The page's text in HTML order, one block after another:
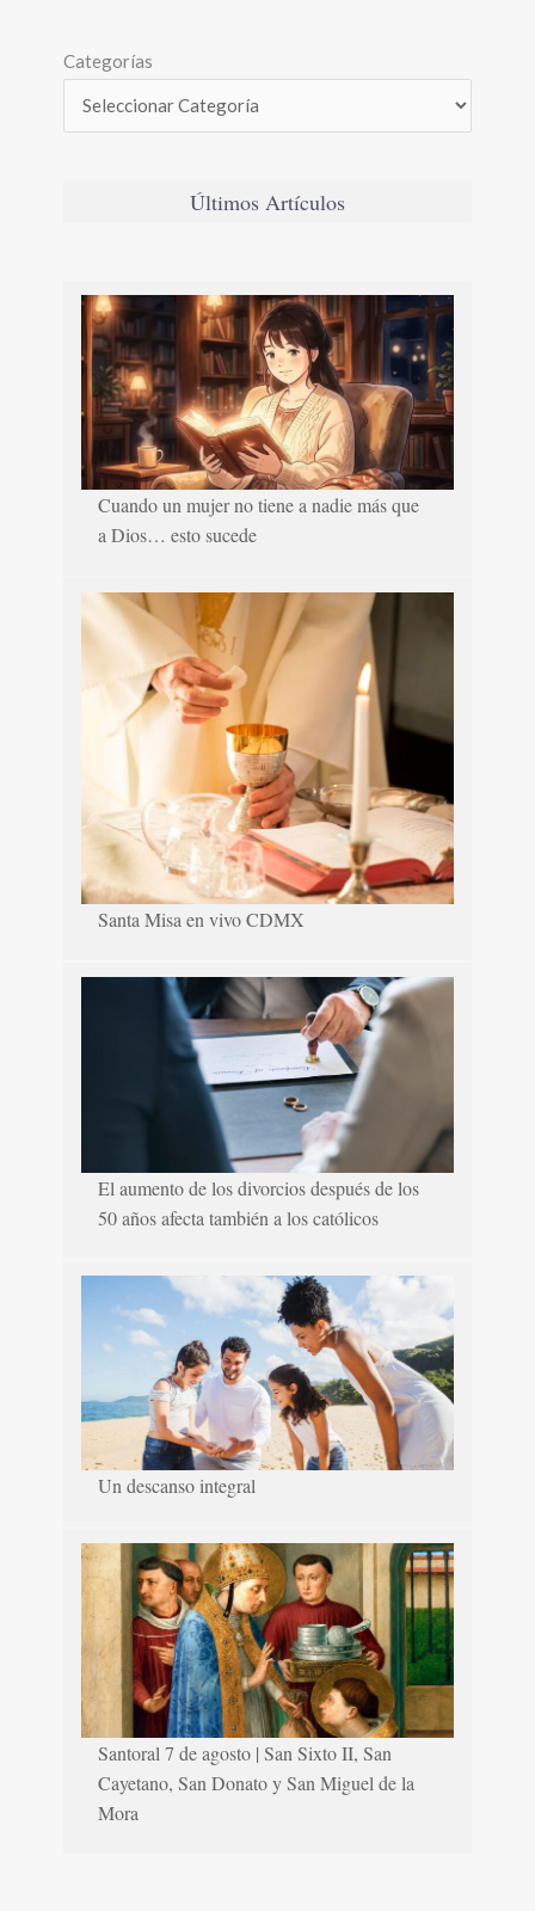
Categorías
Últimos Artículos
Cuando un mujer no tiene a nadie más que
a Dios… esto sucede
Santa Misa en vivo CDMX
El aumento de los divorcios después de los
50 años afecta también a los católicos
Un descanso integral
Santoral 7 de agosto | San Sixto II, San
Cayetano, San Donato y San Miguel de la
Mora